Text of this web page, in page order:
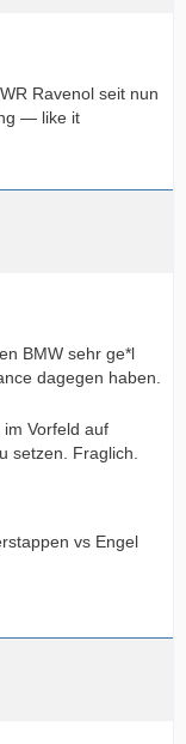
Ravenol seit nun
— like it
BMW sehr ge*l
dagegen haben.
Vorfeld auf
setzen. Fraglich.
vs Engel